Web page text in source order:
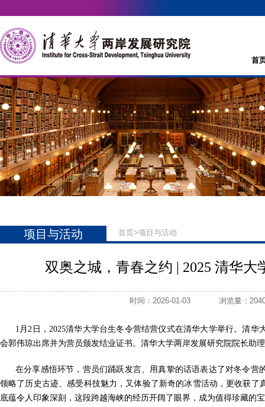
首
项目与活动 首页>项目与活动
双奥之城，青春之约 | 2025 清华
时间：2026-01-03 浏览量
1月2日，2025清华大学台生冬令营结营仪式在清华大学举行。清
会郭伟琼出席并为营员颁发结业证书。清华大学两岸发展研究院院长助
在分享感悟环节，营员们踊跃发言、用真挚的话语表达了对冬令营
领略了历史古迹、感受科技魅力，又体验了新奇的冰雪活动，更收获
底蕴令人印象深刻，这段跨越海峡的经历开阔了眼界，成为值得珍藏的